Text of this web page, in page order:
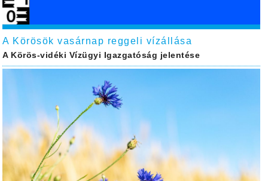
A Körösök vasárnap reggeli vízállása
A Körös-vidéki Vízügyi Igazgatóság jelentése